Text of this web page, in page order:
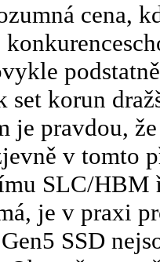
cena,
set korun
je pravdou,
v tomto
SLC/HBM
je v praxi
SSD